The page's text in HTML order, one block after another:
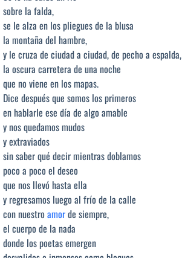
sobre la falda,
se le alza en los pliegues de la blusa
la montaña del hambre,
y le cruza de ciudad a ciudad, de pecho a espalda,
la oscura carretera de una noche
que no viene en los mapas.
Dice después que somos los primeros
en hablarle ese día de algo amable
y nos quedamos mudos
y extraviados
sin saber qué decir mientras doblamos
poco a poco el deseo
que nos llevó hasta ella
y regresamos luego al frío de la calle
con nuestro amorde siempre,
el cuerpo de la nada
donde los poetas emergen